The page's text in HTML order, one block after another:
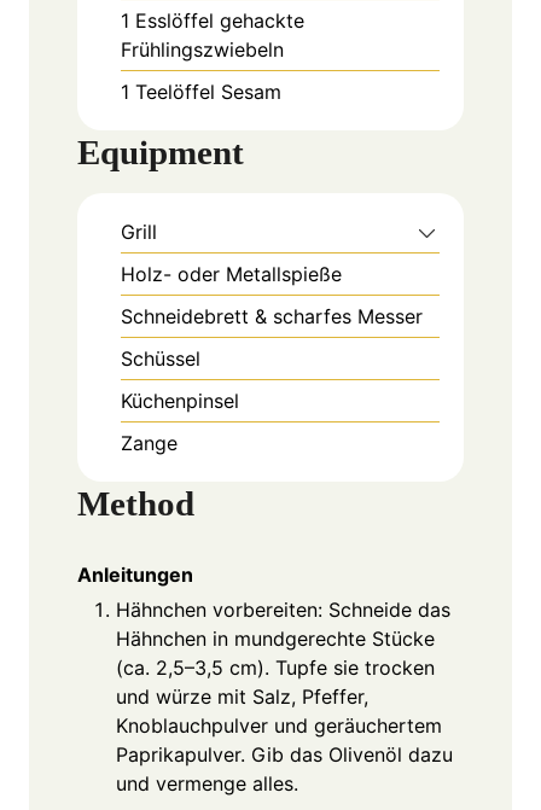
1 Esslöffel gehackte
Frühlingszwiebeln
1 Teelöffel Sesam
Equipment
Grill
Holz- oder Metallspieße
Schneidebrett & scharfes Messer
Schüssel
Küchenpinsel
Zange
Method
Anleitungen
Hähnchen vorbereiten: Schneide das
Hähnchen in mundgerechte Stücke
(ca. 2,5–3,5 cm). Tupfe sie trocken
und würze mit Salz, Pfeffer,
Knoblauchpulver und geräuchertem
Paprikapulver. Gib das Olivenöl dazu
und vermenge alles.